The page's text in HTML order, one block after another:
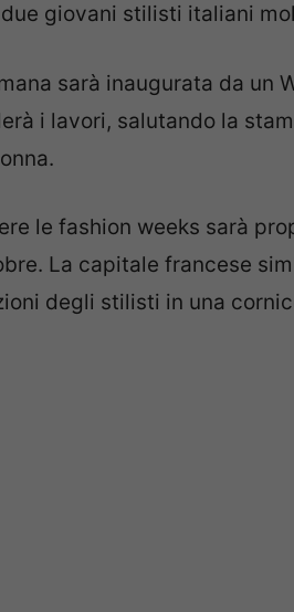
due giovani stilisti italiani
sarà inaugurata da un
i lavori, salutando la
le fashion weeks sarà
La capitale francese
degli stilisti in una